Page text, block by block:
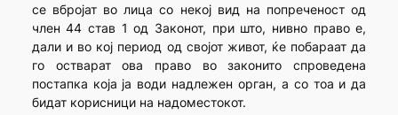
се вбројат во лица со некој вид на попреченост од
член 44 став 1 од Законот, при што, нивно право е,
дали и во кој период од својот живот, ќе побараат да
го остварат ова право во законито спроведена
постапка која ја води надлежен орган, а со тоа и да
бидат корисници на надоместокот.